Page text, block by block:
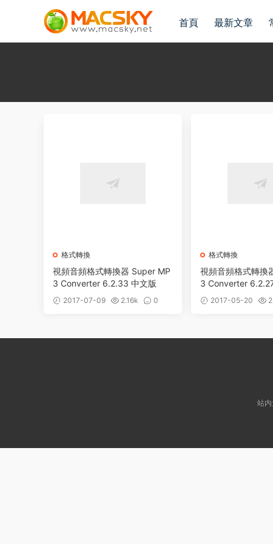
首頁 最新文章
格式轉換
視頻音頻格式轉換器 Super MP
3 Converter 6.2.33 中文版
2017-07-09 2.16k 0
格式轉換
視頻音頻格式轉換
3 Converter
2017-05-20
站